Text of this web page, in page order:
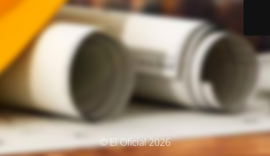
© El Oficial 2026